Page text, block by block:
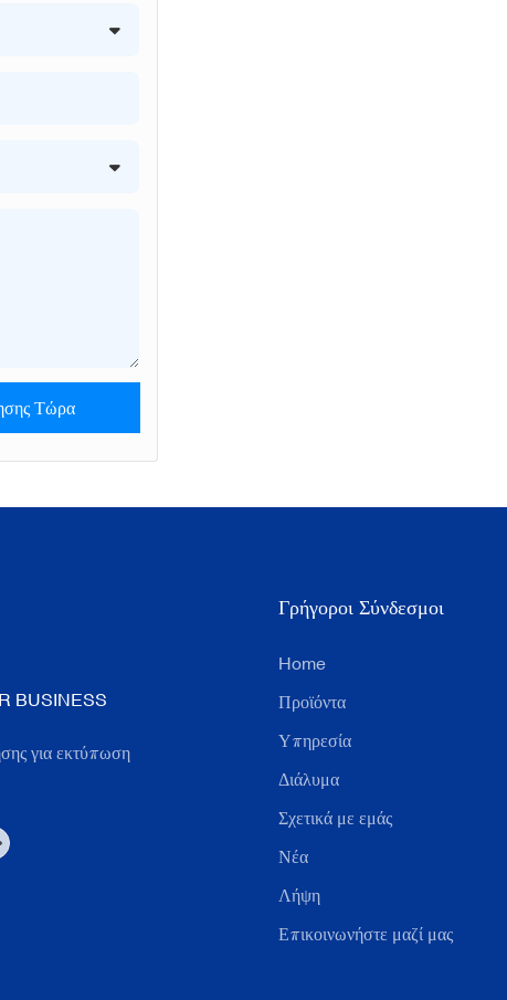
Τώρα
BUSINESS
για εκτύπωση
Γρήγοροι Σύνδεσμοι
Home
Προϊόντα
Υπηρεσία
Διάλυμα
Σχετικά με εμάς
Νέα
Λήψη
Επικοινωνήστε μαζί μας